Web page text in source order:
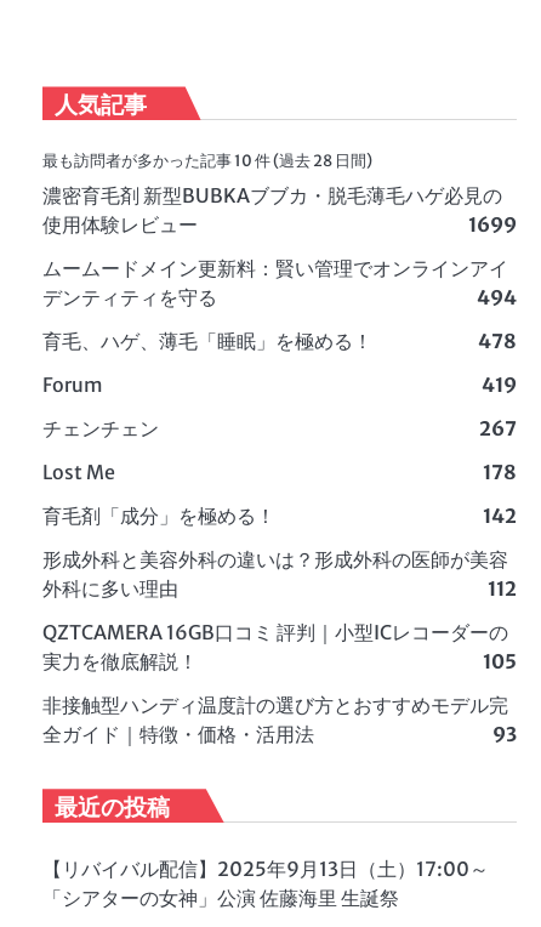
人気記事
最も訪問者が多かった記事 10 件 (過去 28 日間)
濃密育毛剤 新型BUBKAブブカ・脱毛薄毛ハゲ必見の
使用体験レビュー
1699
ムームードメイン更新料：賢い管理でオンラインアイ
デンティティを守る
494
育毛、ハゲ、薄毛「睡眠」を極める！
478
Forum
419
チェンチェン
267
Lost Me
178
育毛剤「成分」を極める！
142
形成外科と美容外科の違いは？形成外科の医師が美容
外科に多い理由
112
QZTCAMERA 16GB口コミ 評判｜小型ICレコーダーの
実力を徹底解説！
105
非接触型ハンディ温度計の選び方とおすすめモデル完
全ガイド｜特徴・価格・活用法
93
最近の投稿
【リバイバル配信】2025年9月13日（土）17:00～
「シアターの女神」公演 佐藤海里 生誕祭